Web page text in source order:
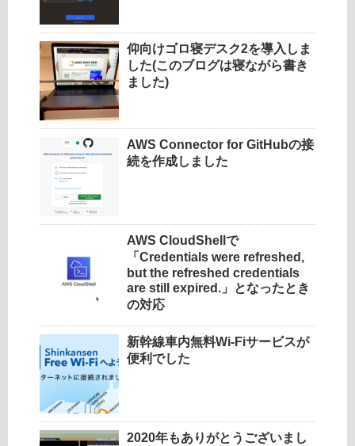
仰向けゴロ寝デスク2を導入しま
した(このブログは寝ながら書き
ました)
AWS Connector for GitHubの接
続を作成しました
AWS CloudShellで
「Credentials were refreshed,
but the refreshed credentials
are still expired.」となったとき
の対応
新幹線車内無料Wi-Fiサービスが
便利でした
2020年もありがとうございまし